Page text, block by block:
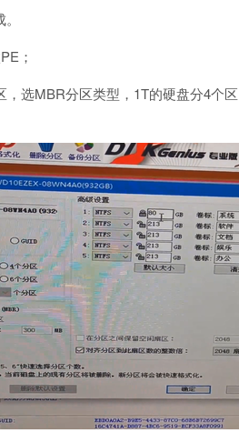
；
选MBR分区类型，1T的硬盘分4个